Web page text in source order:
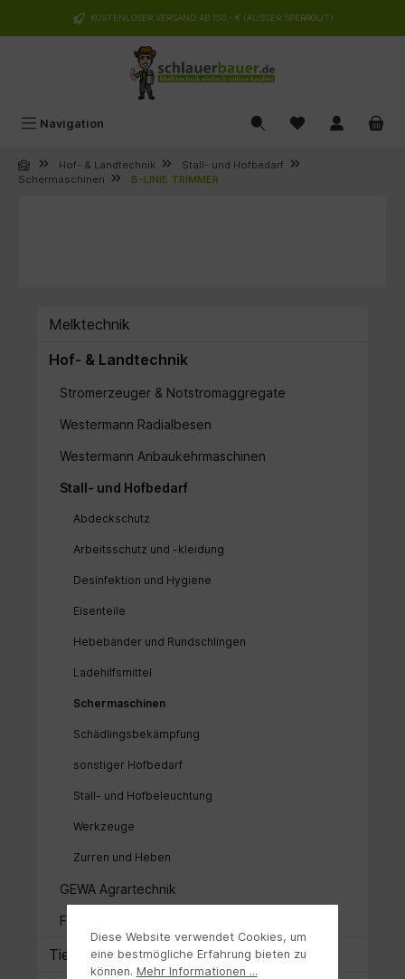
springen KOSTENLOSER VERSAND AB 150,- € (AUSSER SPERRGUT)
Navigation
Hof- & Landtechnik
Stall- und Hofbedarf
Schermaschinen
B-LINIE TRIMMER
Melktechnik
Hof- & Landtechnik
Stromerzeuger & Notstromaggregate
Westermann Radialbesen
Westermann Anbaukehrmaschinen
Stall- und Hofbedarf
Abdeckschutz
Arbeitsschutz und -kleidung
Desinfektion und Hygiene
Eisenteile
Hebebänder und Rundschlingen
Ladehilfsmittel
Schermaschinen
Schädlingsbekämpfung
sonstiger Hofbedarf
Stall- und Hofbeleuchtung
Werkzeuge
Zurren und Heben
GEWA Agrartechnik
Futtermanagement
Tierbedarf
Diese Website verwendet Cookies, um
eine bestmögliche Erfahrung bieten zu
können. Mehr Informationen ...